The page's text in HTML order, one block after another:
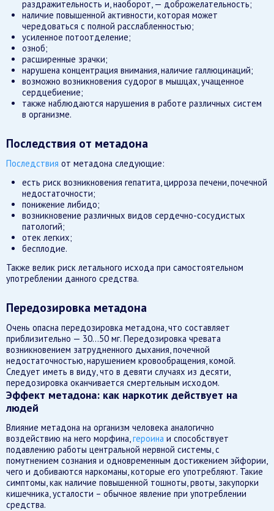
раздражительность и, наоборот, — доброжелательность;
наличие повышенной активности, которая может
чередоваться с полной расслабленностью;
усиленное потоотделение;
озноб;
расширенные зрачки;
нарушена концентрация внимания, наличие галлюцинаций;
возможно возникновения судорог в мышцах, учащенное
сердцебиение;
также наблюдаются нарушения в работе различных систем
в организме.
Последствия от метадона
Последствия от метадона следующие:
есть риск возникновения гепатита, цирроза печени, почечной
недостаточности;
понижение либидо;
возникновение различных видов сердечно-сосудистых
патологий;
отек легких;
бесплодие.
Также велик риск летального исхода при самостоятельном
употреблении данного средства.
Передозировка метадона
Очень опасна передозировка метадона, что составляет
приблизительно — 30…50 мг. Передозировка чревата
возникновением затрудненного дыхания, почечной
недостаточностью, нарушением кровообращения, комой.
Следует иметь в виду, что в девяти случаях из десяти,
передозировка оканчивается смертельным исходом.
Эффект метадона: как наркотик действует на
людей
Влияние метадона на организм человека аналогично
воздействию на него морфина, героина и способствует
подавлению работы центральной нервной системы, с
помутнением сознания и одновременным достижением эйфории,
чего и добиваются наркоманы, которые его употребляют. Такие
симптомы, как наличие повышенной тошноты, рвоты, закупорки
кишечника, усталости – обычное явление при употреблении
средства.